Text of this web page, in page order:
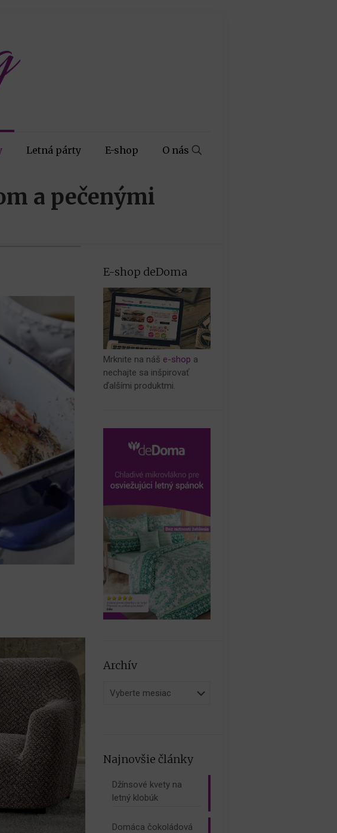
Letná párty E-shop O nás
a pečenými
E-shop deDoma
Mrknite na náš e-shop a
nechajte sa inšpirovať
ďalšími produktmi.
Archív
Archív
Najnovšie články
Džínsové kvety na
letný klobúk
Domáca čokoládová